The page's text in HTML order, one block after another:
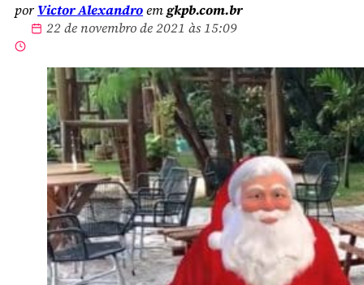
por Victor Alexandroemgkpb.com.br
22 de novembro de 2021 às 15:09